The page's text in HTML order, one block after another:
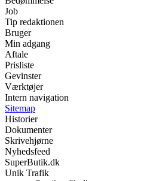
Job
Tip redaktionen
Bruger
Min adgang
Aftale
Prisliste
Gevinster
Værktøjer
Intern navigation
Sitemap
Historier
Dokumenter
Skrivehjørne
Nyhedsfeed
SuperButik.dk
Unik Trafik